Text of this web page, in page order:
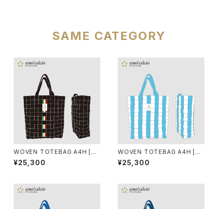
SAME CATEGORY
WOVEN TOTEBAG A4H [NE
RO]
¥25,300
WOVEN TOTEBAG A4H [AR
GENTINA]
¥25,300